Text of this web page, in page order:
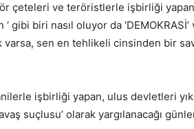
çeteleri ve teröristlerle işbirliği
biri nasıl oluyor da ‘DEMOKRASİ’
varsa, sen en tehlikeli cinsinden bir
işbirliği yapan, ulus devletleri
suçlusu’ olarak yargılanacağı